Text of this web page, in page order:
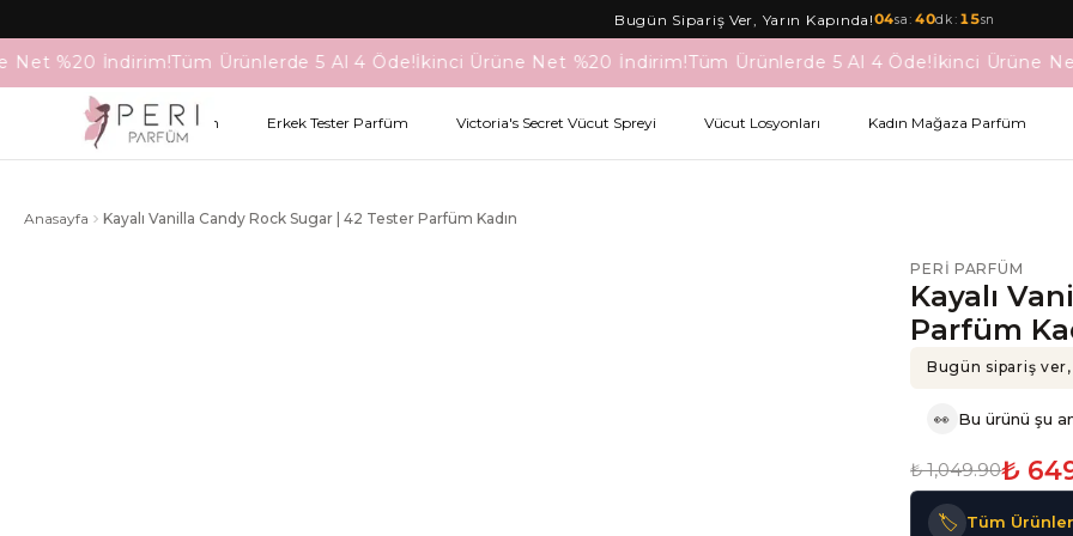
Bugün Sipariş Ver, Yarın Kapında!04sa : 40dk : 15sn
Net %20 İndirim!Tüm Ürünlerde 5 Al 4 Öde!İkinci Ürüne Net %20 İndirim!Tüm Ürünlerde 5 Al 4 Öde!İkinci Ürüne
Kadın Tester Parfüm Erkek Tester Parfüm Victoria's Secret Vücut Spreyi Vücut Losyonları Kadın Mağaza Parfüm
Anasayfa Kayalı Vanilla Candy Rock Sugar | 42 Tester Parfüm Kadın
PERI PARFÜM
Kayalı
Parfüm
Bugün sipariş ver,
👀 Bu ürünü şu
₺ 1,049.90₺
🏷️ Tüm